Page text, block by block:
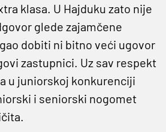
klasa. U Hajduku zato nije
glede zajamčene
dobiti ni bitno veći ugovor
zastupnici. Uz sav respekt
u juniorskoj konkurenciji
i seniorski nogomet